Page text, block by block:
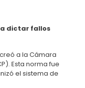
a dictar fallos
a la Cámara
Esta norma fue
el sistema de